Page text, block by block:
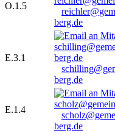
O.1.5
berg.de
E.3.1
berg.de
E.1.4
berg.de